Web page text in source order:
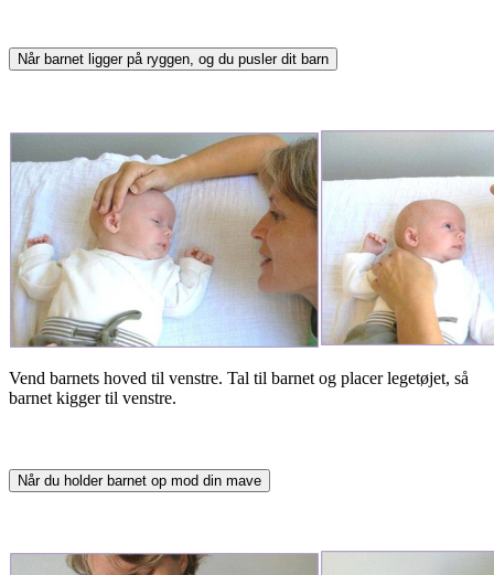
Når barnet ligger på ryggen, og du pusler dit barn
Vend barnets hoved til venstre. Tal til barnet og placer legetøjet, så
barnet kigger til venstre.
Når du holder barnet op mod din mave